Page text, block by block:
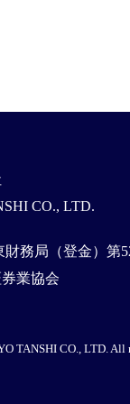
CO., LTD.
務局（登金）第
業協会
TANSHI CO., LTD. All